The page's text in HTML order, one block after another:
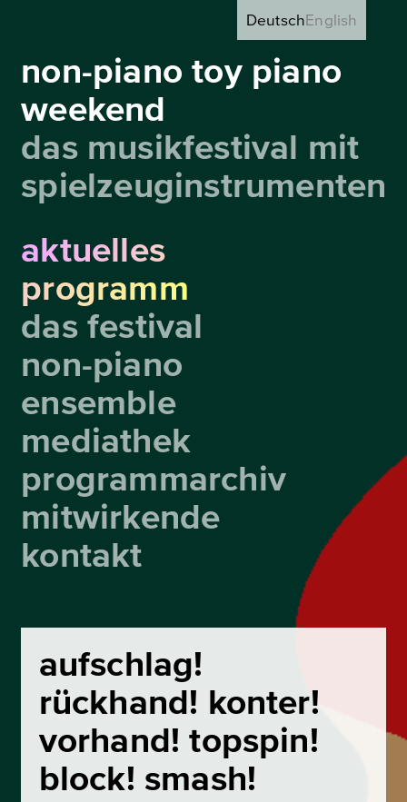
non-piano toy piano
weekend
das musikfestival mit
spielzeuginstrumenten
DeutschEnglish
aktuelles
programm
das festival
non-piano
ensemble
mediathek
programmarchiv
mitwirkende
kontakt
aufschlag!
rückhand! konter!
vorhand! topspin!
block! smash!